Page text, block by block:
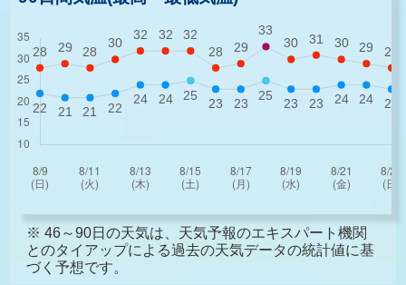
※ 46～90日の天気は、天気予報のエキスパート機関
とのタイアップによる過去の天気データの統計値に基
づく予想です。